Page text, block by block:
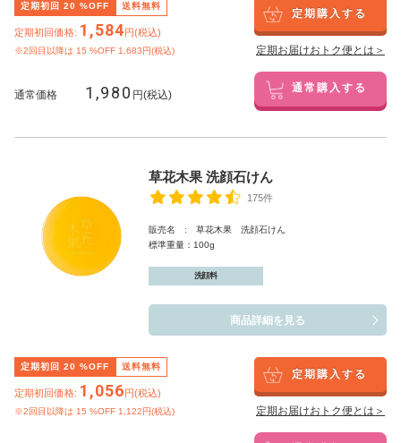
定期初回 20 %OFF 送料無料
定期初回価格: 1,584円(税込)
※2回目以降は 15 %OFF 1,683円(税込)
定期購入する
定期お届けおトク便とは＞
通常価格 1,980 円(税込) 通常購入する
草花木果 洗顔石けん
175件
販売名 : 草花木果 洗顔石けん
標準重量：100g
洗顔料
商品詳細を見る
定期初回 20 %OFF 送料無料
定期初回価格: 1,056円(税込)
※2回目以降は 15 %OFF 1,122円(税込)
定期購入する
定期お届けおトク便とは＞